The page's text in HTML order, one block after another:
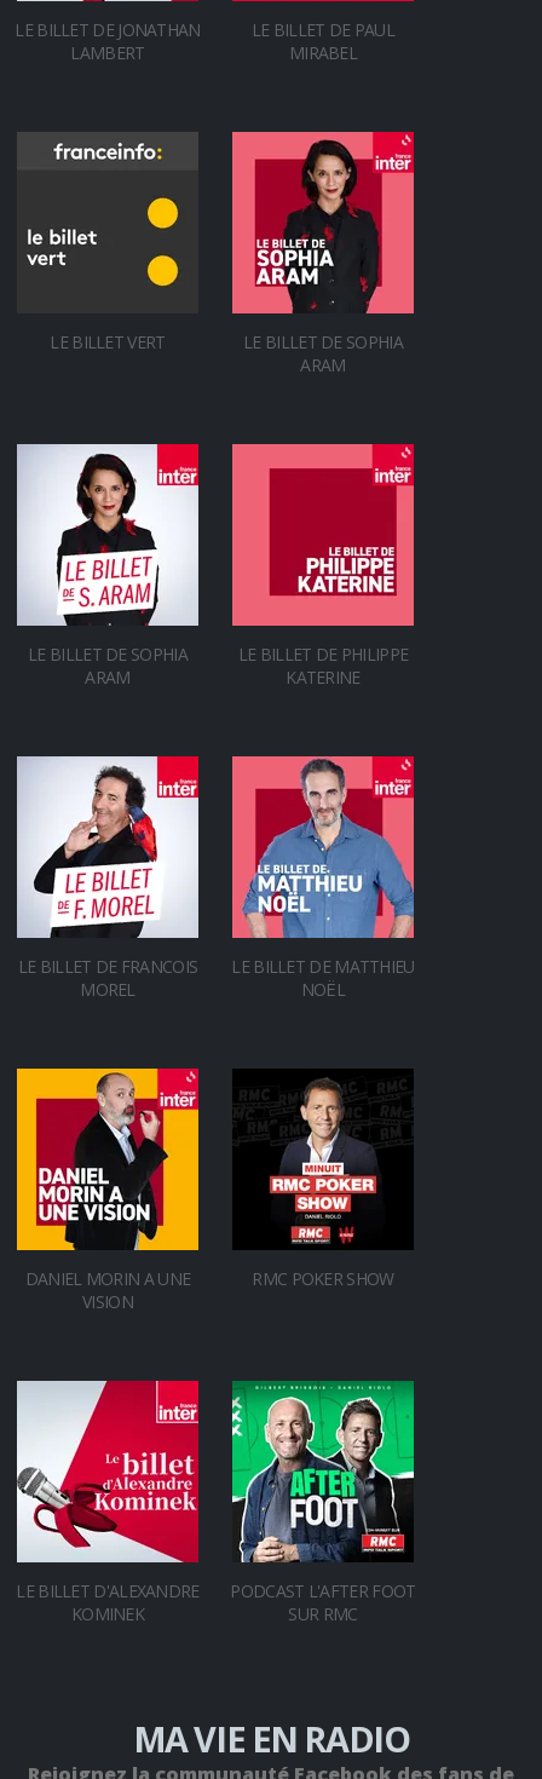
LE BILLET DE JONATHAN
LAMBERT
LE BILLET DE PAUL
MIRABEL
LE BILLET VERT
LE BILLET DE SOPHIA
ARAM
LE BILLET DE SOPHIA
ARAM
LE BILLET DE PHILIPPE
KATERINE
LE BILLET DE FRANCOIS
MOREL
LE BILLET DE MATTHIEU
NOËL
DANIEL MORIN A UNE
VISION
RMC POKER SHOW
LE BILLET D'ALEXANDRE
KOMINEK
PODCAST L'AFTER FOOT
SUR RMC
MA VIE EN RADIO